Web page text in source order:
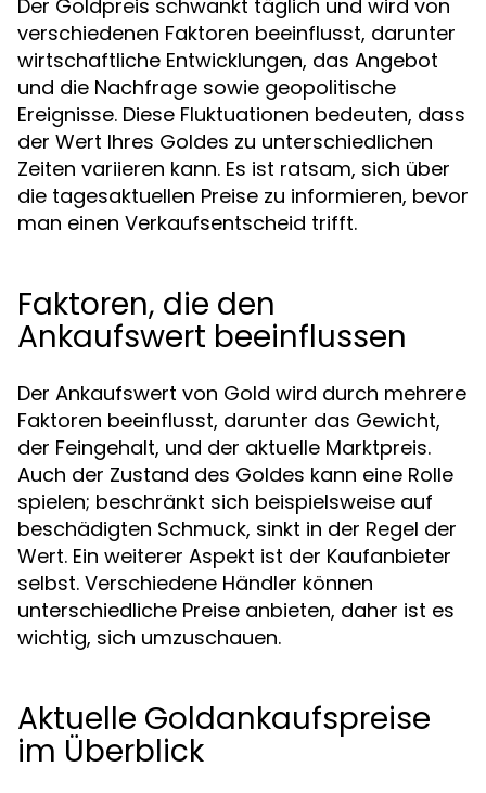
Der Goldpreis schwankt täglich und wird von
verschiedenen Faktoren beeinflusst, darunter
wirtschaftliche Entwicklungen, das Angebot
und die Nachfrage sowie geopolitische
Ereignisse. Diese Fluktuationen bedeuten, dass
der Wert Ihres Goldes zu unterschiedlichen
Zeiten variieren kann. Es ist ratsam, sich über
die tagesaktuellen Preise zu informieren, bevor
man einen Verkaufsentscheid trifft.
Faktoren, die den
Ankaufswert beeinflussen
Der Ankaufswert von Gold wird durch mehrere
Faktoren beeinflusst, darunter das Gewicht,
der Feingehalt, und der aktuelle Marktpreis.
Auch der Zustand des Goldes kann eine Rolle
spielen; beschränkt sich beispielsweise auf
beschädigten Schmuck, sinkt in der Regel der
Wert. Ein weiterer Aspekt ist der Kaufanbieter
selbst. Verschiedene Händler können
unterschiedliche Preise anbieten, daher ist es
wichtig, sich umzuschauen.
Aktuelle Goldankaufspreise
im Überblick